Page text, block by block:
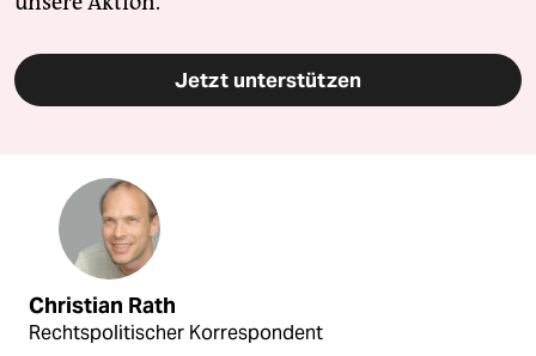
Jetzt unterstützen
Christian Rath
Rechtspolitischer Korrespondent